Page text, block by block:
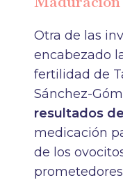
Otra de las
encabezado
fertilidad de
Sánchez-
resultados
medicación
de los